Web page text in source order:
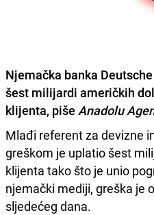
Njemačka banka
šest milijardi američkih
klijenta, piše Anadolu
Mlađi referent za devizne
greškom je uplatio šest
klijenta tako što je unio
njemački mediji, greška je
sljedećeg dana.